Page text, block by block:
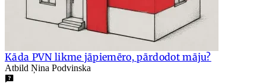
Kāda PVN likme jāpiemēro, pārdodot māju?
Atbild Ņina Podvinska